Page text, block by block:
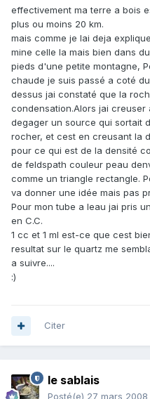
effectivement ma terre a bois
plus ou moins 20 km.
mais comme je lai deja
mine celle la mais bien dans
pieds d'une petite montagne,
chaude je suis passé a coté
dessus jai constaté que la
condensation.Alors jai
degager un source qui sortait
rocher, et cest en creusant la
pour ce qui est de la densité
de feldspath couleur peau
comme un triangle rectangle.
va donner une idée mais pas
Pour mon tube a leau jai pris
en C.C.
1 cc et 1 ml est-ce que cest
resultat sur le quartz me
a suivre....
:)
Citer
le sablais
Posté(e) 27 mars 2008